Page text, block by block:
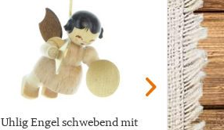
Uhlig Engel schwebend mit
Uhlig